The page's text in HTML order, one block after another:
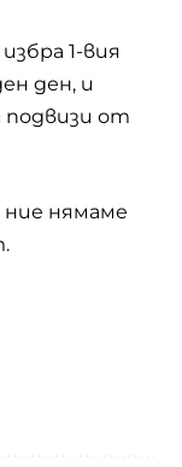
1-вия
ден, и
подвизи от
нямаме